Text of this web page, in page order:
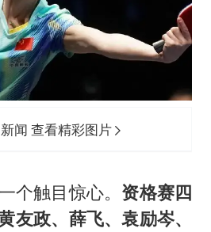
闻 查看精彩图片
个触目惊心。 资格赛四
政、薛飞、袁励岑、